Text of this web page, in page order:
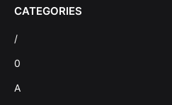
CATEGORIES
/
0
A